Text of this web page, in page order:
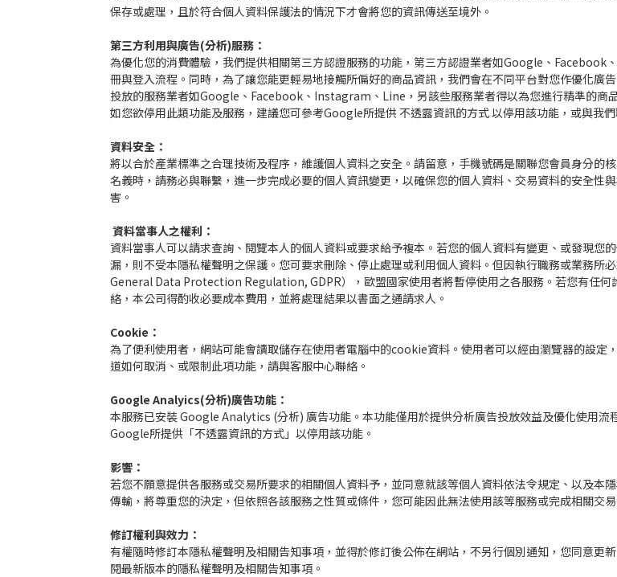
保存或處理，且於符合個人資料保護法的情況下才會將您的資訊傳送至境外。
第三方利用與廣告(分析)服務：
為優化您的消費體驗，我們提供相關第三方認證服務的功能，第三方認證業者如Google、
冊與登入流程。同時，為了讓您能更輕易地接觸所偏好的商品資訊，我們會在不同平台對您作優化廣
投放的服務業者如Google、Facebook、Instagram、Line，另該些服務業者得以為您進行精準的商
如您欲停用此類功能及服務，建議您可參考Google所提供 不透露資訊的方式 以停用該功能，或與我
資料安全：
將以合於產業標準之合理技術及程序，維護個人資料之安全。請留意，手機號碼是關聯您會員身分的
名義時，請務必與聯繫，進一步完成必要的個人資訊變更，以確保您的個人資料、交易資料的安全性
害。
資料當事人之權利：
資料當事人可以請求查詢、閱覽本人的個人資料或要求給予複本。若您的個人資料有變更、或發現您
漏，則不受本隱私權聲明之保護。您可要求刪除、停止處理或利用個人資料。但因執行職務或業務
General Data Protection Regulation, GDPR），歐盟國家使用者將暫停使用之各服務。若您有任何
絡，本公司得酌收必要成本費用，並將處理結果以書面之通請求人。
Cookie：
為了便利使用者，網站可能會讀取儲存在使用者電腦中的cookie資料。使用者可以經由瀏覽器的設
道如何取消、或限制此項功能，請與客服中心聯絡。
Google Analyics(分析)廣告功能：
本服務已安裝 Google Analytics (分析) 廣告功能。本功能僅用於提供分析廣告投放效益及優化使用
Google所提供「不透露資訊的方式」以停用該功能。
影響：
若您不願意提供各服務或交易所要求的相關個人資料予，並同意就該等個人資料依法令規定、以及本
傳輸，將尊重您的決定，但依照各該服務之性質或條件，您可能因此無法使用該等服務或完成相關交
修訂權利與效力：
有權隨時修訂本隱私權聲明及相關告知事項，並得於修訂後公佈在網站，不另行個別通知，您同意更
閱最新版本的隱私權聲明及相關告知事項。